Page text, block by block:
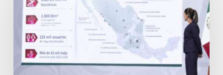
tecnificación
riego:
2,800
millones